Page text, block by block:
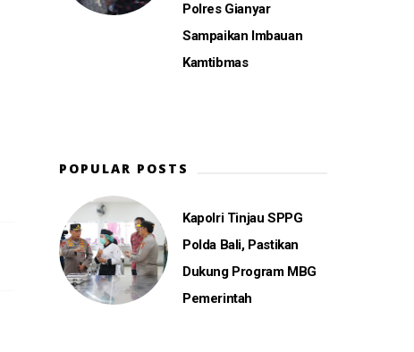
Polres Gianyar
Sampaikan Imbauan
Kamtibmas
POPULAR POSTS
Kapolri Tinjau SPPG
Polda Bali, Pastikan
Dukung Program MBG
Pemerintah